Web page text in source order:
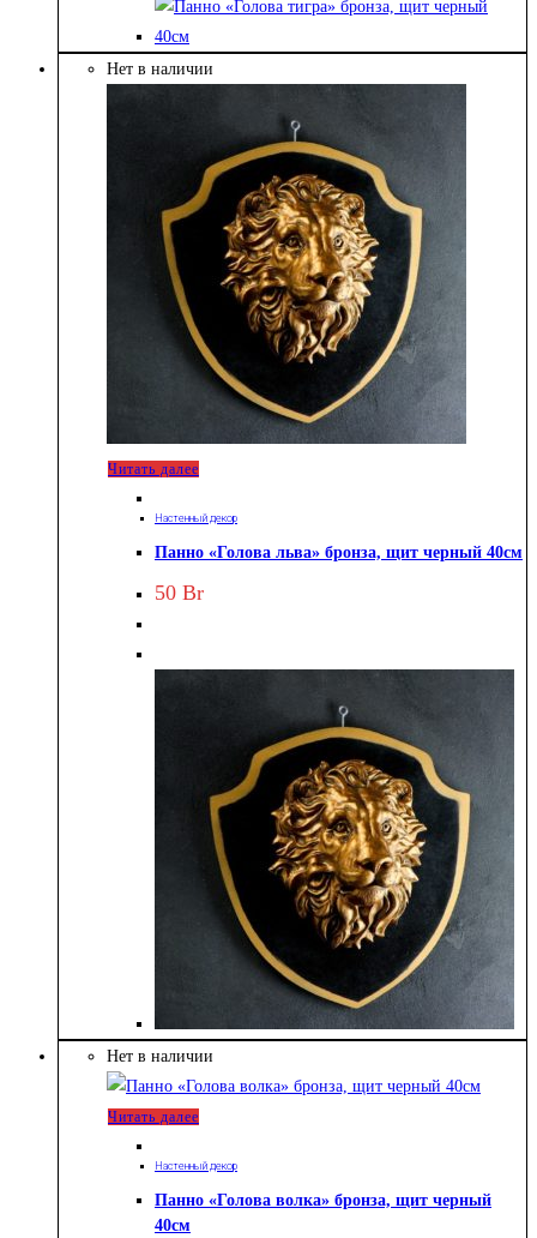
Нет в наличии
Читать далее
Настенный декор
Панно «Голова льва» бронза, щит черный 40см
50 Br
Нет в наличии
Читать далее
Настенный декор
Панно «Голова волка» бронза, щит черный
40см